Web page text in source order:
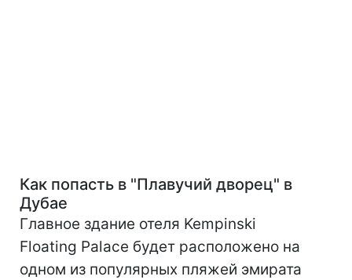
Как попасть в "Плавучий дворец" в
Дубае
Главное здание отеля Kempinski
Floating Palace будет расположено на
одном из популярных пляжей эмирата